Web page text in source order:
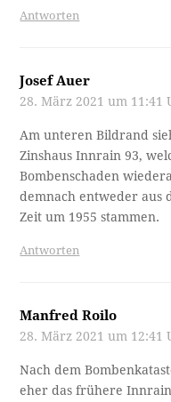
Antworten
Josef Auer
28. März 2021 um 11:41
Am unteren Bildrand
Zinshaus Innrain 93,
Bombenschaden
demnach entweder aus
Zeit um 1955 stammen.
Antworten
Manfred Roilo
28. März 2021 um 12:41
Nach dem
eher das frühere